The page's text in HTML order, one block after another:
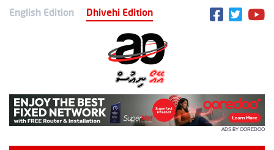
English Edition Dhivehi Edition
ADS BY OOREDOO